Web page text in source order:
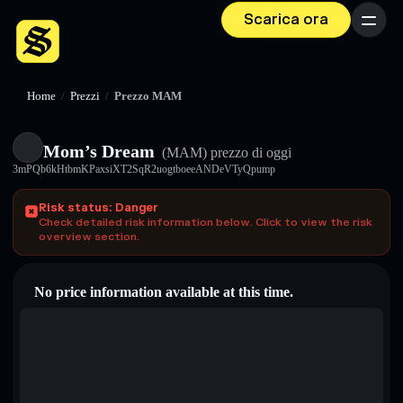
Scarica ora Menu
Home / Prezzi / Prezzo MAM
Mom’s Dream (MAM) prezzo di oggi
3mPQb6kHtbmKPaxsiXT2SqR2uogtboeeANDeVTyQpump
Risk status: Danger
Check detailed risk information below. Click to view the risk
overview section.
No price information available at this time.